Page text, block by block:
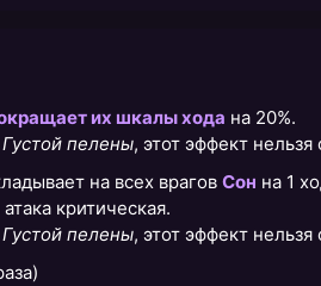
их шкалы хода на 20%.
Густой пелены, этот эффект нельзя
на всех врагов Сон на 1
критическая.
Густой пелены, этот эффект нельзя